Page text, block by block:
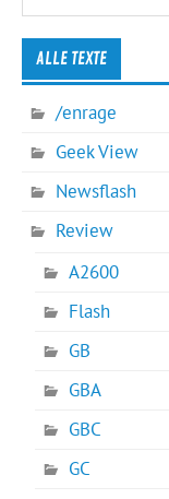
ALLE TEXTE
/enrage
Geek View
Newsflash
Review
A2600
Flash
GB
GBA
GBC
GC